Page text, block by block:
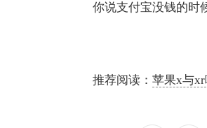
你说支付宝没钱的时
推荐阅读： 苹果x与